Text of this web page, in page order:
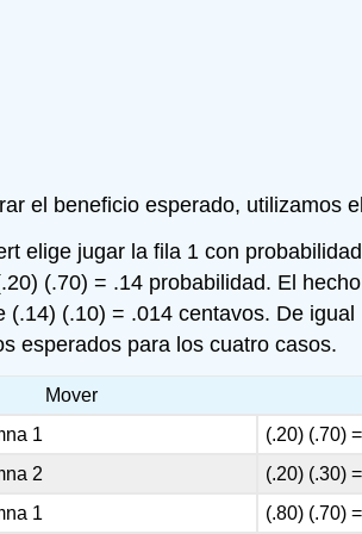
el beneficio esperado, utilizamos
elige jugar la fila 1 con
(.70) = .14 probabilidad. El
(.14) (.10) = .014 centavos. De
esperados para los cuatro casos.
Mover
1
(.20) (.70)
2
(.20) (.30)
1
(.80) (.70)